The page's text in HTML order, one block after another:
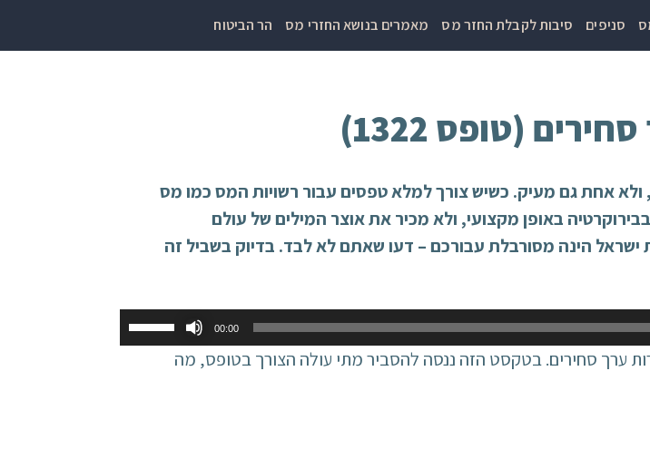
סניפים סיבות לקבלת החזר מס מאמרים בנושא החזרי מס הר הביטוח
(טופס 1322)
אחת גם מעיק. כשיש צורך למלא טפסים עבור רשויות המס כמו מס
באופן מקצועי, ולא מכיר את אוצר המילים של עולם
הינה מסורבלת עבורכם – דעו שאתם לא לבד. בדיוק בשביל זה
00:00
השתמש
במקש
דיווח על רווח מניירות ערך סחירים. בטקסט הזה ננסה להסביר מתי עולה הצורך בטופס, מה